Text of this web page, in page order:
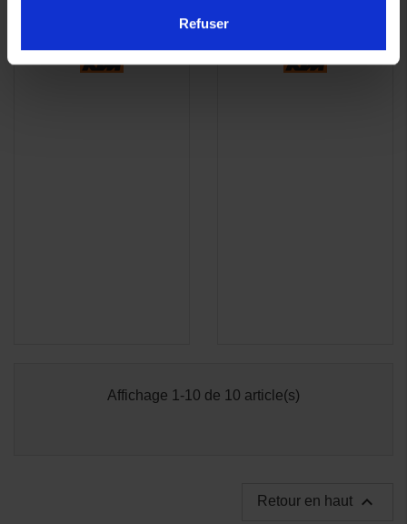
Refuser
Affichage 1-10 de 10 article(s)
Retour en haut 